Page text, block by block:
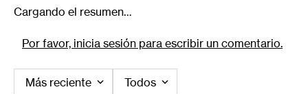
Cargando el resumen…
Por favor, inicia sesión para escribir un comentario.
Más reciente
Todos